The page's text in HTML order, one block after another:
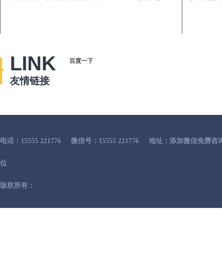
LINK
友情链接
百度一下
电话：15555 221776 微信号：15555 221776 地址：添加微信免费咨
位
版权所有：